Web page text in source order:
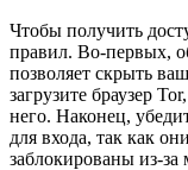
Чтобы получить
правил. Во-первых,
позволяет скрыть
загрузите браузер
него. Наконец,
для входа, так как
заблокированы из-за